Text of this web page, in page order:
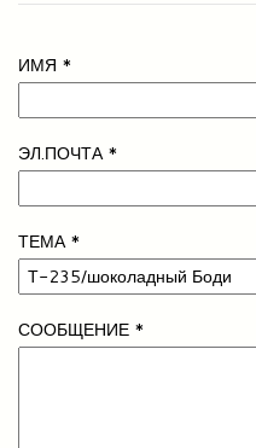
ИМЯ *
ЭЛ.ПОЧТА*
ТЕМА*
СООБЩЕНИЕ *